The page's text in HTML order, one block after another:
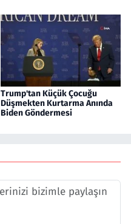
Trump'tan Küçük Çocuğu
Düşmekten Kurtarma Anında
Biden Göndermesi